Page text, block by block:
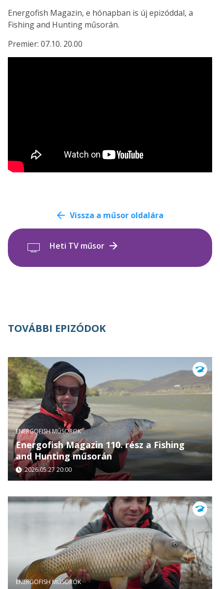
Energofish Magazin, e hónapban is új epizóddal, a
Fishing and Hunting műsorán.
Premier: 07.10. 20.00
Vissza a műsor oldalára
Heti TV műsor
TOVÁBBI EPIZÓDOK
ENERGOFISH MŰSOROK
Energofish Magazin 110. rész a Fishing
and Hunting műsorán
2026.05.27 20:00
ENERGOFISH MŰSOROK